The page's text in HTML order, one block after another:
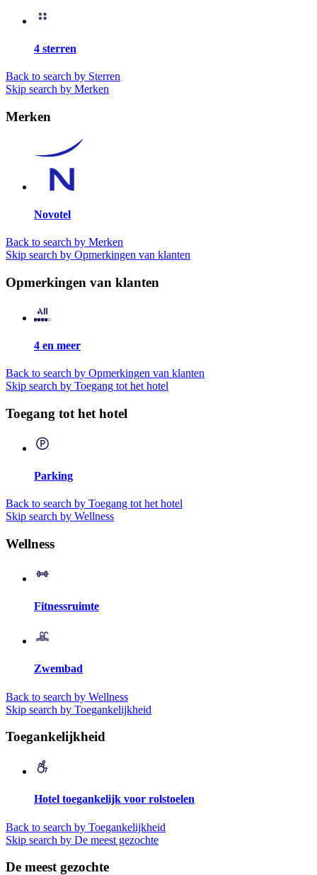
4 sterren
Back to search by Sterren
Skip search by Merken
Merken
Novotel
Back to search by Merken
Skip search by Opmerkingen van klanten
Opmerkingen van klanten
4 en meer
Back to search by Opmerkingen van klanten
Skip search by Toegang tot het hotel
Toegang tot het hotel
Parking
Back to search by Toegang tot het hotel
Skip search by Wellness
Wellness
Fitnessruimte
Zwembad
Back to search by Wellness
Skip search by Toegankelijkheid
Toegankelijkheid
Hotel toegankelijk voor rolstoelen
Back to search by Toegankelijkheid
Skip search by De meest gezochte
De meest gezochte